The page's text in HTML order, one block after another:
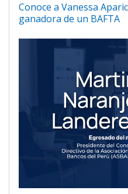
Conoce a Vanessa
ganadora de un BAFTA